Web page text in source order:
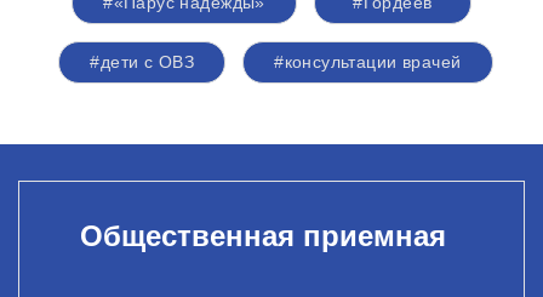
#дети с ОВЗ #консультации врачей
Общественная приемная